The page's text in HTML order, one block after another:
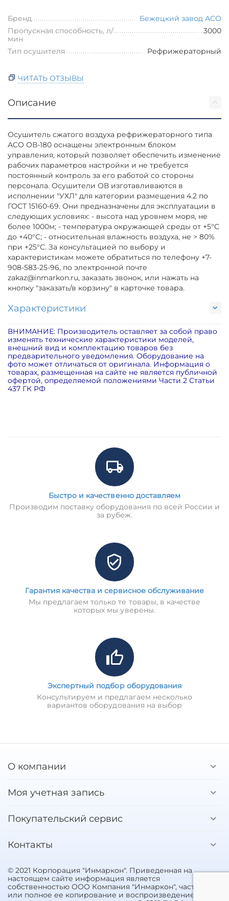
Бренд
Бежецкий завод АСО
Пропускная способность, л/
мин
3000
Тип осушителя Рефрижераторный
ЧИТАТЬ ОТЗЫВЫ
Описание
Осушитель сжатого воздуха рефрижераторного типа
АСО ОВ-180 оснащены электронным блоком
управления, который позволяет обеспечить изменение
рабочих параметров настройки и не требуется
постоянный контроль за его работой со стороны
персонала. Осушители ОВ изготавливаются в
исполнении "УХЛ" для категории размещения 4.2 по
ГОСТ 15160-69. Они предназначены для эксплуатации в
следующих условиях: - высота над уровнем моря, не
более 1000м; - температура окружающей среды от +5°С
до +40°С; - относительная влажность воздуха, не > 80%
при +25°С. За консультацией по выбору и
характеристикам можете обратиться по телефону +7-
908-583-25-96, по электронной почте
zakaz@inmarkon.ru, заказать звонок, или нажать на
кнопку "заказать/в корзину" в карточке товара.
Характеристики
ВНИМАНИЕ: Производитель оставляет за собой право
изменять технические характеристики моделей,
внешний вид и комплектацию товаров без
предварительного уведомления. Оборудование на
фото может отличаться от оригинала. Информация о
товарах, размещенная на сайте не является публичной
офертой, определяемой положениями Части 2 Статьи
437 ГК РФ
Быстро и качественно доставляем
Производим поставку оборудования по всей России и
за рубеж.
Гарантия качества и сервисное обслуживание
Мы предлагаем только те товары, в качестве
которых мы уверены.
Экспертный подбор оборудования
Консультируем и предлагаем несколько
вариантов оборудования на выбор
О компании
Моя учетная запись
Покупательский сервис
Контакты
© 2021 Корпорация "Инмаркон". Приведенная на
настоящем сайте информация является
собственностью ООО Компания "Инмаркон", частичное
или полное ее копирование и воспроизведение